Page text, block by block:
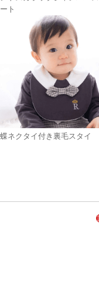
ート
蝶ネクタイ付き裏毛スタイ